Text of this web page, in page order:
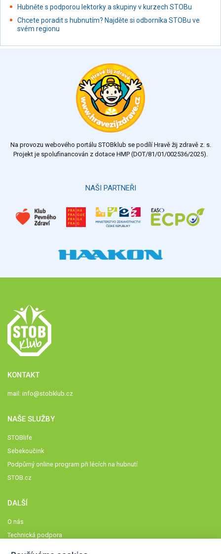
Nápoje alkoholické
Restaurace, jídelny, hotová jídla
Fastfood
Studená kuchyně, lahůdkářské výrobky
Hubněte s podporou lektorky a skupiny v kurzech STOBu
Chcete poradit s hubnutím? Najděte si odborníka STOBu ve
svém regionu
Na provozu webového portálu STOBklub se podílí Hravě žij zdravě z. s.
Projekt je spolufinancován z dotace HMP (DOT/81/01/002536/2025).
NAŠI PARTNEŘI
KONTAKT
mail: info@stobklub.cz
NAŠE SLUŽBY
STOBlife
Sebekoučink
Podpůrný online program při lécích na hubnutí
STOB.cz
DALŠÍ
O nás
Technická podpora